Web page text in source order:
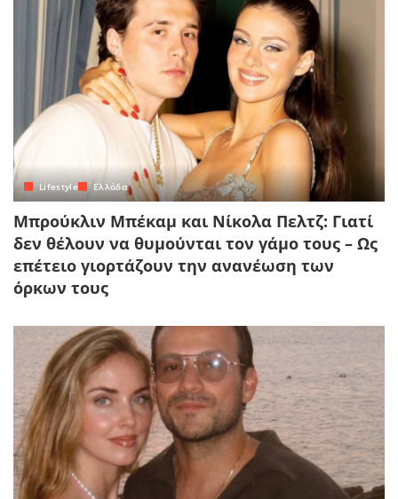
Lifestyle Ελλάδα
Μπρούκλιν Μπέκαμ και Νίκολα Πελτζ: Γιατί
δεν θέλουν να θυμούνται τον γάμο τους – Ως
επέτειο γιορτάζουν την ανανέωση των
όρκων τους